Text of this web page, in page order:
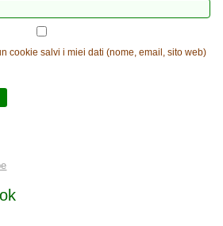
cookie salvi i miei dati (nome, email, sito web)